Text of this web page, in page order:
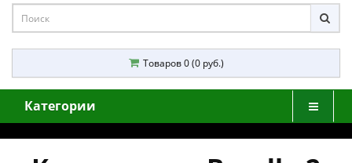
Товаров 0 (0 руб.)
Категории